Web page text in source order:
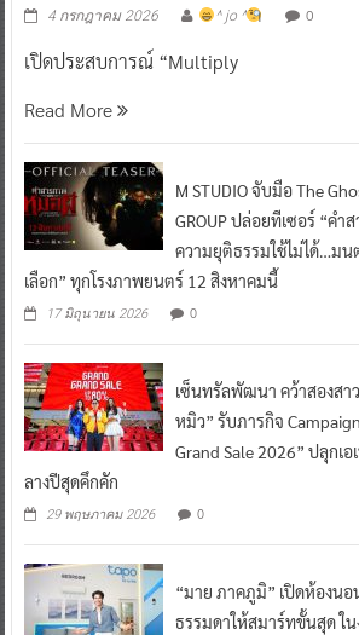
4 กรกฎาคม 2026 ^ jo ^ 0
เปิดประสบการณ์ “Multiply
Read More
M STUDIO จับมือ The
GROUP ปล่อยทีเซอร์ “ค
ความยุติธรรมใช้ไม่ได้…มน
เลือก” ทุกโรงภาพยนตร์ 12 สิงหาคมนี้
17 มิถุนายน 2026 0
เซ็นทรัลพัฒนา คว้าสองสา
หมิว” รับภารกิจ
Grand Sale 2026” ปลุกเ
ลางปีสุดคึกคัก
29 พฤษภาคม 2026 0
“มาย ภาคภูมิ” เปิดห้องน
ธรรมดาให้สมาร์ทขั้นสุด ใน